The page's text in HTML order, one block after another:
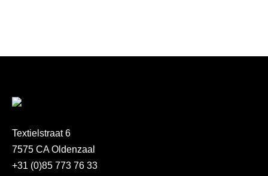
Textielstraat 6
7575 CA Oldenzaal
+31 (0)85 773 76 33